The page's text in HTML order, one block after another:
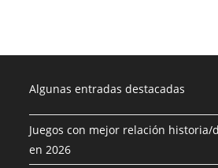
Algunas entradas destacadas
Juegos con mejor relación
en 2026